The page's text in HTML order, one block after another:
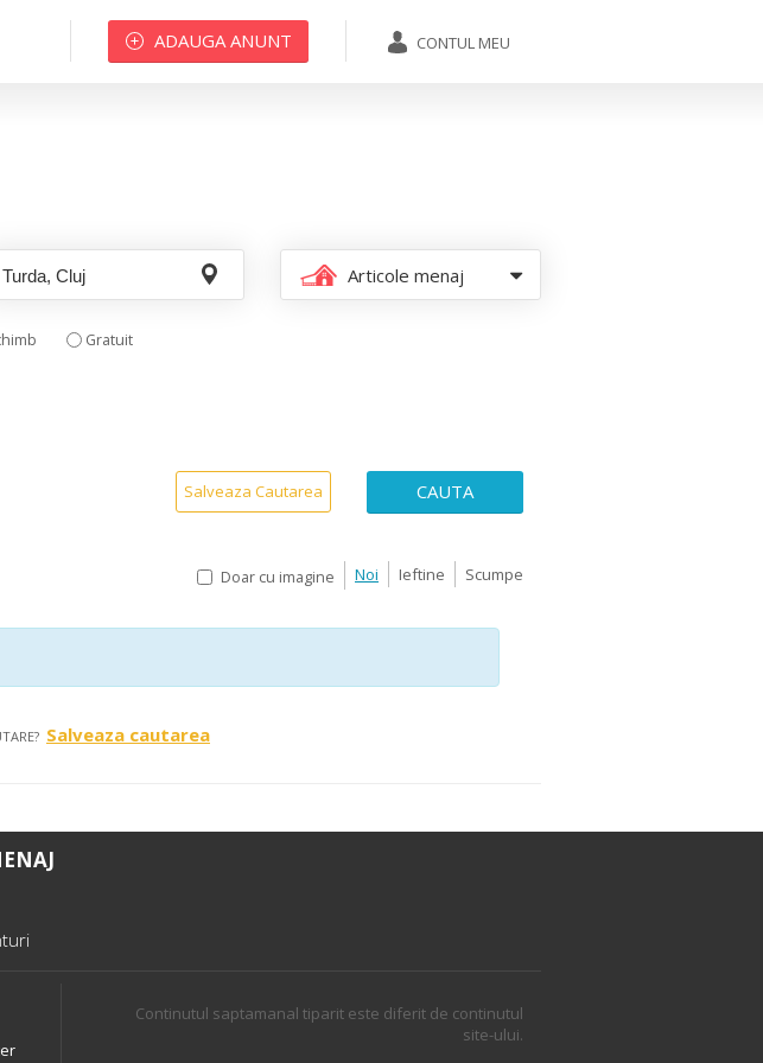
CONTUL MEU
ADAUGA ANUNT
Articole menaj
Gratuit
Salveaza Cautarea CAUTA
Doar cu imagine Noi Ieftine Scumpe
Salveaza cautarea
Continutul saptamanal tiparit este diferit de continutul
site-ului.